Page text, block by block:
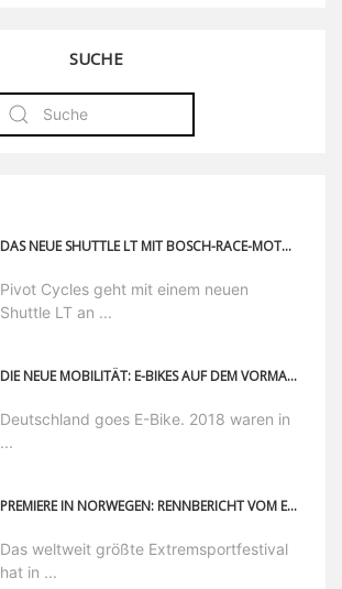
SUCHE
DAS NEUE SHUTTLE LT MIT BOSCH-RACE-MOTOR
Pivot Cycles geht mit einem neuen
Shuttle LT an ...
DIE NEUE MOBILITÄT: E-BIKES AUF DEM VORMARSCH
Deutschland goes E-Bike. 2018 waren in
...
PREMIERE IN NORWEGEN: RENNBERICHT VOM EDC IN VOSS
Das weltweit größte Extremsportfestival
hat in ...